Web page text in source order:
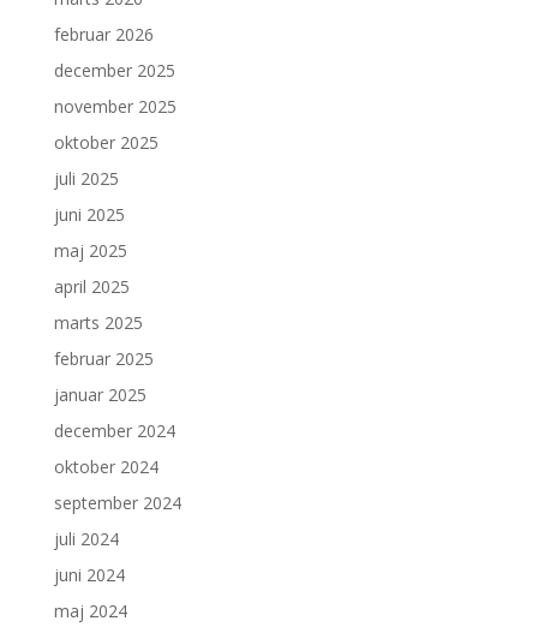
februar 2026
december 2025
november 2025
oktober 2025
juli 2025
juni 2025
maj 2025
april 2025
marts 2025
februar 2025
januar 2025
december 2024
oktober 2024
september 2024
juli 2024
juni 2024
maj 2024